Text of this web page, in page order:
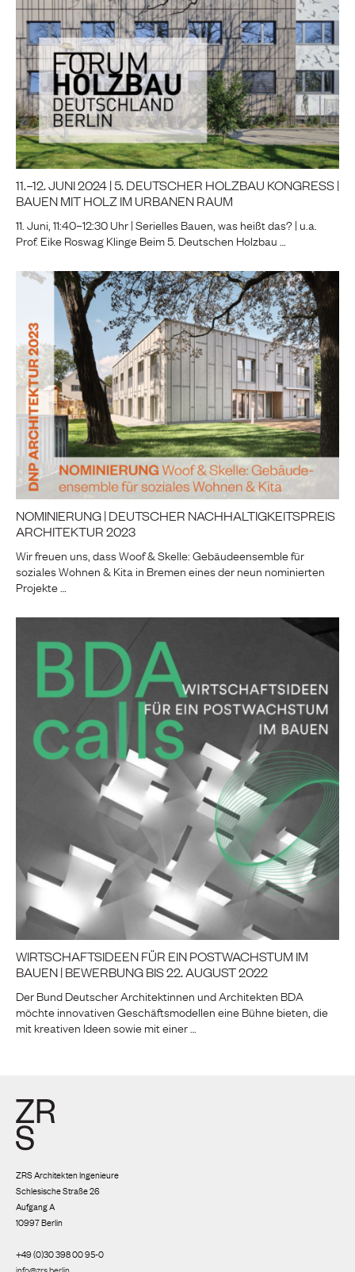
11.–12. JUNI 2024 | 5. DEUTSCHER HOLZBAU KONGRESS |
BAUEN MIT HOLZ IM URBANEN RAUM
11. Juni, 11:40–12:30 Uhr | Serielles Bauen, was heißt das? | u.a.
Prof. Eike Roswag Klinge Beim 5. Deutschen Holzbau …
NOMINIERUNG | DEUTSCHER NACHHALTIGKEITSPREIS
ARCHITEKTUR 2023
Wir freuen uns, dass Woof & Skelle: Gebäudeensemble für
soziales Wohnen & Kita in Bremen eines der neun nominierten
Projekte …
WIRTSCHAFTSIDEEN FÜR EIN POSTWACHSTUM IM
BAUEN | BEWERBUNG BIS 22. AUGUST 2022
Der Bund Deutscher Architektinnen und Architekten BDA
möchte innovativen Geschäftsmodellen eine Bühne bieten, die
mit kreativen Ideen sowie mit einer …
ZRS Architekten Ingenieure
Schlesische Straße 26
Aufgang A
10997 Berlin
+49 (0)30 398 00 95-0